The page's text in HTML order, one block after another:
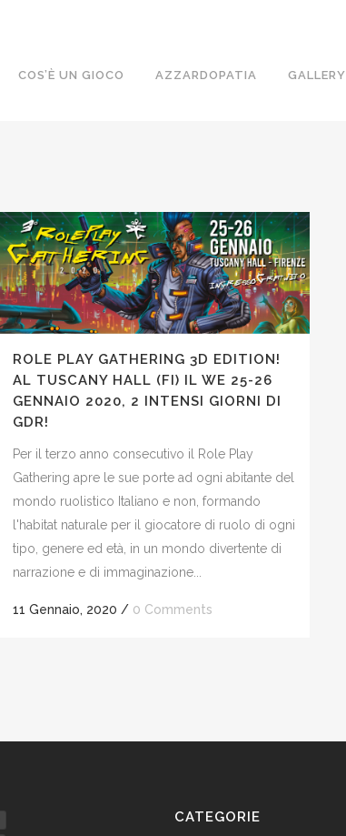
COS’È UN GIOCO AZZARDOPATIA GALLERY
ROLE PLAY GATHERING 3D EDITION!
AL TUSCANY HALL (FI) IL WE 25-26
GENNAIO 2020, 2 INTENSI GIORNI DI
GDR!
Per il terzo anno consecutivo il Role Play
Gathering apre le sue porte ad ogni abitante del
mondo ruolistico Italiano e non, formando
l'habitat naturale per il giocatore di ruolo di ogni
tipo, genere ed età, in un mondo divertente di
narrazione e di immaginazione...
11 Gennaio, 2020 / 0 Comments
CATEGORIE